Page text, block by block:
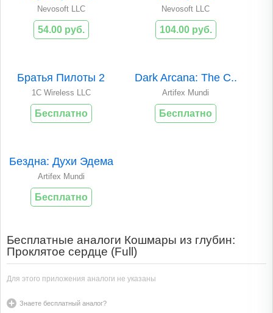
Nevosoft LLC
54.00 руб.
Nevosoft LLC
104.00 руб.
Братья Пилоты 2
1C Wireless LLC
Бесплатно
Dark Arcana: The C..
Artifex Mundi
Бесплатно
Бездна: Духи Эдема
Artifex Mundi
Бесплатно
Бесплатные аналоги Кошмары из глубин:
Проклятое сердце (Full)
Для этого приложения аналоги не указаны
Знаете бесплатный аналог?